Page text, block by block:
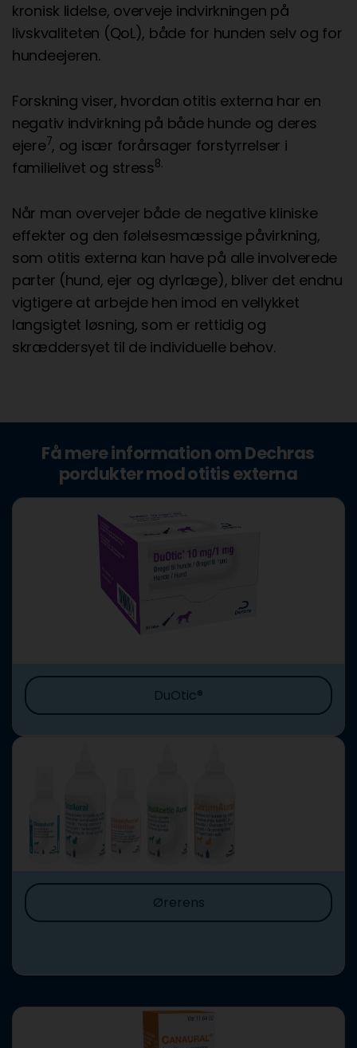
kronisk lidelse, overveje indvirkningen på
livskvaliteten (QoL), både for hunden selv og for
hundeejeren.
Forskning viser, hvordan otitis externa har en
negativ indvirkning på både hunde og deres
ejere7, og især forårsager forstyrrelser i
familielivet og stress8.
Når man overvejer både de negative kliniske
effekter og den følelsesmæssige påvirkning,
som otitis externa kan have på alle involverede
parter (hund, ejer og dyrlæge), bliver det endnu
vigtigere at arbejde hen imod en vellykket
langsigtet løsning, som er rettidig og
skræddersyet til de individuelle behov.
Få mere information om Dechras
pordukter mod otitis externa
DuOtic®
Ørerens